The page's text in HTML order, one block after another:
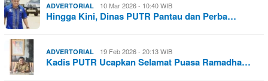
ADVERTORIAL 10 Mar 2026 - 10:40 WIB
Hingga Kini, Dinas PUTR Pantau dan Perba…
ADVERTORIAL 19 Feb 2026 - 20:13 WIB
Kadis PUTR Ucapkan Selamat Puasa Ramadha…